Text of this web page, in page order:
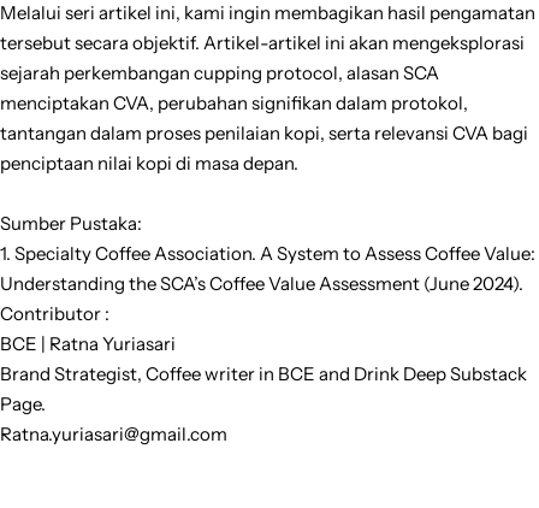
Melalui seri artikel ini, kami ingin membagikan hasil pengamatan
tersebut secara objektif. Artikel-artikel ini akan mengeksplorasi
sejarah perkembangan cupping protocol, alasan SCA
menciptakan CVA, perubahan signifikan dalam protokol,
tantangan dalam proses penilaian kopi, serta relevansi CVA bagi
penciptaan nilai kopi di masa depan.
Sumber Pustaka:
1. Specialty Coffee Association. A System to Assess Coffee Value:
Understanding the SCA’s Coffee Value Assessment (June 2024).
Contributor :
BCE | Ratna Yuriasari
Brand Strategist, Coffee writer in BCE and Drink Deep Substack
Page.
Ratna.yuriasari@gmail.com